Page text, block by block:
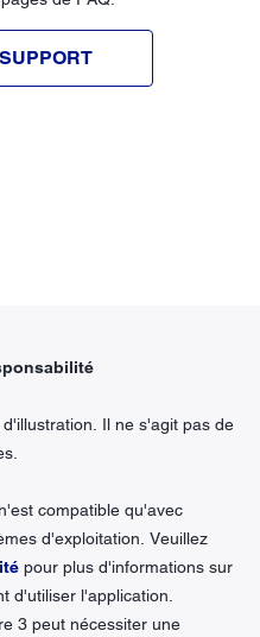
Il ne s'agit pas de
compatible qu'avec
d'exploitation. Veuillez
pour plus d'informations sur
d'utiliser l'application.
3 peut nécessiter une